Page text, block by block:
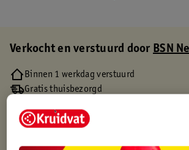
Verkocht en verstuurd doorBSN
Binnen 1 werkdag verstuurd
Gratis thuisbezorgd
Gratis punten met je Kruidvat kaart